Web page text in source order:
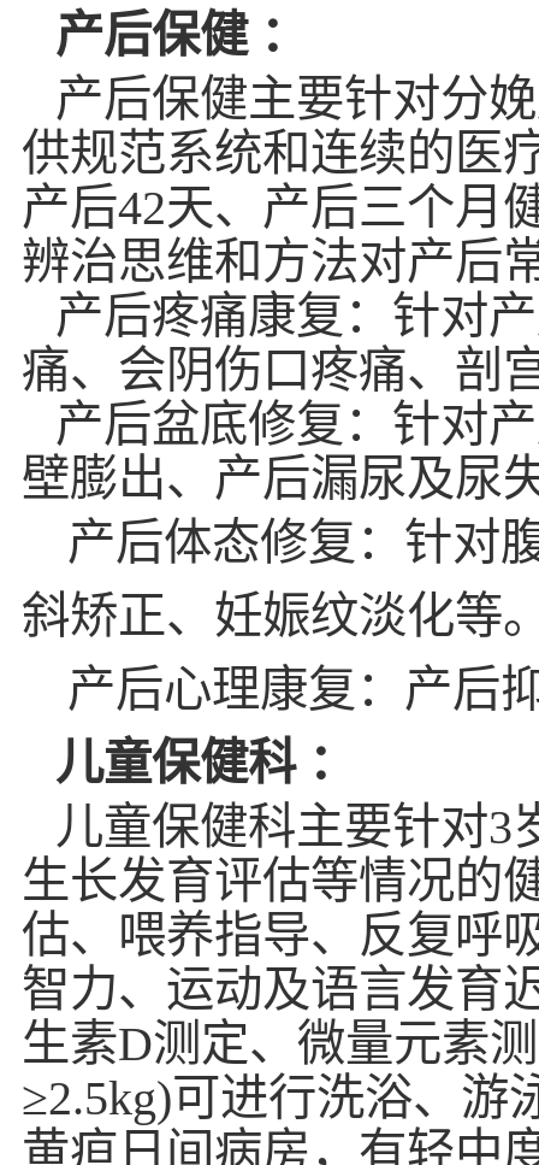
产后保健 ：
产后保健主要针对分
供规范系统和连续的医
产后42天、产后三个月
辨治思维和方法对产后
产后疼痛康复：针对
痛、会阴伤口疼痛、剖
产后盆底修复：针对
壁膨出、产后漏尿及尿
产后体态修复：针对
斜矫正、妊娠纹淡化等
产后心理康复：产后
儿童保健科：
儿童保健科主要针对3
生长发育评估等情况的
估、喂养指导、反复呼
智力、运动及语言发育
生素D测定、微量元素
≥2.5kg)可进行洗浴、游
黄疸日间病房，有轻中